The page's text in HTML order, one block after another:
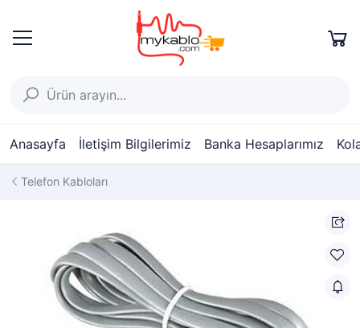
Anasayfa İletişim Bilgilerimiz Banka Hesaplarımız
Telefon Kabloları